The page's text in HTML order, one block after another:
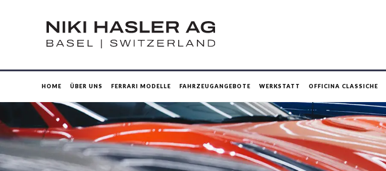
HOME ÜBER UNS FERRARI MODELLE FAHRZEUGANGEBOTE WERKSTATT OFFICINA CLASSICHE